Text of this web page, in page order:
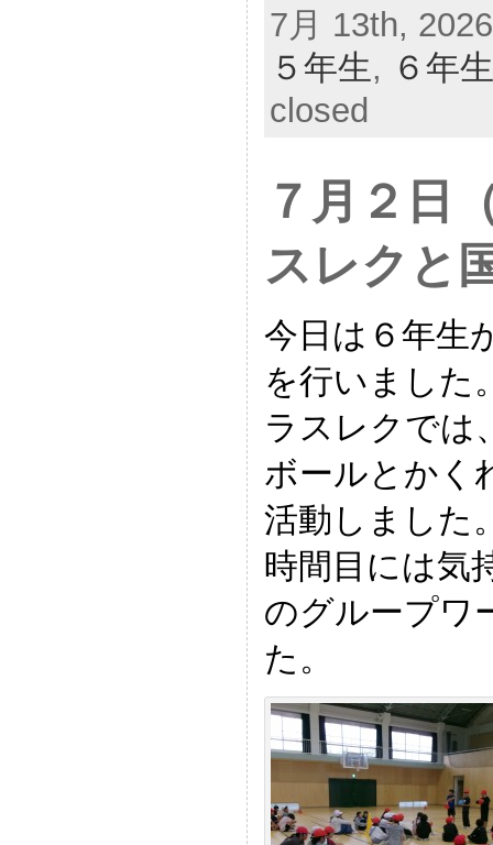
7月 13th,
５年生, ６年生
closed
７月２日
スレクと
今日は６年生
を行いました
ラスレクでは
ボールとかく
活動しました
時間目には気
のグループワ
た。